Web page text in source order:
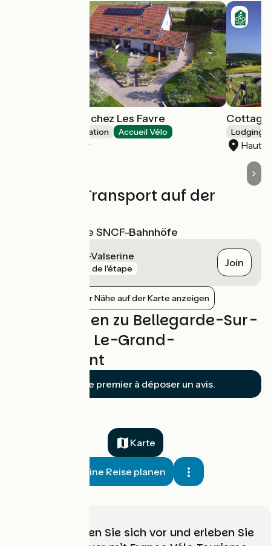
Gîte Les Pelaz - chez Les Favre
Group accommodation Accueil Vélo
Haut Valromey
Cottage
Lodgings
Haut
Züge und Transport auf der
Nächstgelegene SNCF-Bahnhöfe
Bellegarde-sur-Valserine
0 m de l'étape Join
Bahnhöfe in der Nähe auf der Karte anzeigen
Bewertungen zu Bellegarde-Sur-
Valserine / Le-Grand-
Abergement
Soyez le premier à déposer un avis.
Karte
Meine Reise planen
Wählen, bereiten Sie sich vor und erleben Sie